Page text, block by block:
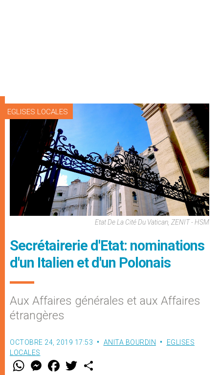
EGLISES LOCALES
Etat De La Cité Du Vatican, ZENIT - HSM
Secrétairerie d'Etat: nominations
d'un Italien et d'un Polonais
Aux Affaires générales et aux Affaires
étrangères
OCTOBRE 24, 2019 17:53 ANITA BOURDIN
EGLISES
LOCALES
W M
e
F
a w